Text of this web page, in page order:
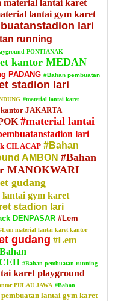
material lantai karet
lantai gym karet
lari
running
PONTIANAK
kantor MEDAN
PADANG #Bahan pembuatan
stadion lari
#material lantai karet
JAKARTA
#material lantai
lari
CILACAP #Bahan
AMBON #Bahan
MANOKWARI
gudang
lantai gym karet
stadion lari
DENPASAR #Lem
material lantai karet kantor
gudang #Lem
#Bahan pembuatan running
karet playground
PULAU JAWA #Bahan
lantai gym karet